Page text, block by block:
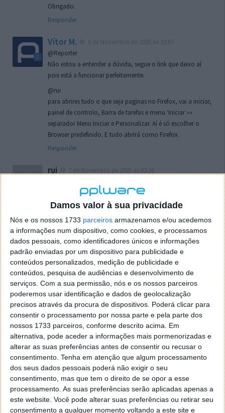
Damos valor à sua privacidade
Nós e os nossos 1733 parceiros armazenamos e/ou acedemos
a informações num dispositivo, como cookies, e processamos
dados pessoais, como identificadores únicos e informações
padrão enviadas por um dispositivo para publicidade e
conteúdos personalizados, medição de publicidade e
conteúdos, pesquisa de audiências e desenvolvimento de
serviços. Com a sua permissão, nós e os nossos parceiros
poderemos usar identificação e dados de geolocalização
precisos através da procura de dispositivos. Poderá clicar para
consentir o processamento por nossa parte e pela parte dos
nossos 1733 parceiros, conforme descrito acima. Em
alternativa, pode aceder a informações mais pormenorizadas e
alterar as suas preferências antes de consentir ou recusar o
consentimento. Tenha em atenção que algum processamento
dos seus dados pessoais poderá não exigir o seu
consentimento, mas que tem o direito de se opor a esse
processamento. As suas preferências serão aplicadas apenas a
este website. Você pode alterar suas preferências ou retirar seu
consentimento a qualquer momento voltando a este site e
Obrigado.
Responder
Vítor M.
@Reporter
Não estou a entender a dúvida, segue o link que deixo aí
pois está a funcionar perfeitamente.
@rui
para abrires tudo o que seja paginas no Firefox, vai a iniciar,
painel de controlo, Barra de tarefas e menu ‘Iniciar »»
separador Menu Iniciar e Personalizar. Aí é só escolher o
Browser predefinido. E tudo abrirá como Firefox.
Responder
rui
localizaçao referida n se encontra la nada k me permita por
o firefox como browser predefenido
Ja percorri o painel
tentei apagar o explorer na tentativa de forçar o uso do
firefox mas em vao. Kaso te lembres de outra dica fico
agradecido, caso contrario obrigado a mesma
Responder
Vítor M.
7 de Novembro de 2005 às 01:39
@Reporter
Desculpa mas o link funciona. Seja como for segue por mail
o MSn Messenger 8.
Responder
Vítor M.
@Rui
Tens de encontrar o que te falei. Faz da seguinte maneira,
janela iniciar e no topo dessa janela com o botão direito do
rato faz propriedades. Depois no separador Menu ‘Iniciar’
clica no botão ‘Personalizar’ aí encontrarás no separador